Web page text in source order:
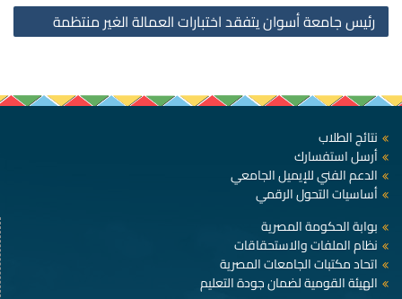
رئيس جامعة أسوان يتفقد اختبارات العمالة الغير منتظمة
نتائج الطلاب
أرسل استفسارك
الدعم الفني للإيميل الجامعي
أساسيات التحول الرقمي
بوابة الحكومة المصرية
نظام الملفات والاستحقاقات
اتحاد مكتبات الجامعات المصرية
الهيئة القومية لضمان جودة التعليم